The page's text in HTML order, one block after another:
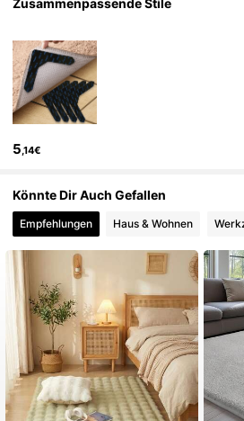
4,79 302 Follower
4,79 302 Follower
4,79 302 Follower
Zusammenpassende Stile
5,14€
Könnte Dir Auch Gefallen
Empfehlungen Haus & Wohnen